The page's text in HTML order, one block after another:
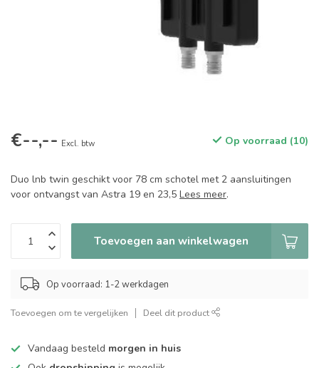
€--,-- Excl. btw Op voorraad (10)
Duo lnb twin geschikt voor 78 cm schotel met 2 aansluitingen
voor ontvangst van Astra 19 en 23,5 Lees meer.
Toevoegen aan winkelwagen
Op voorraad: 1-2 werkdagen
Toevoegen om te vergelijken Deel dit product
Vandaag besteld morgen in huis